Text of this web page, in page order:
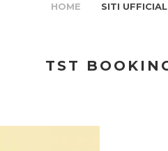
HOME SITI
TST